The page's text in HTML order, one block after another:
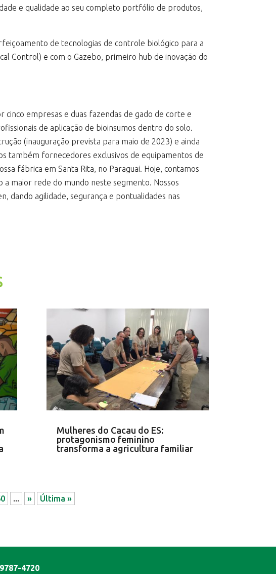
e qualidade ao seu completo portfólio de produtos,
de tecnologias de controle biológico para a
Control) e com o Gazebo, primeiro hub de inovação do
empresas e duas fazendas de gado de corte e
de aplicação de bioinsumos dentro do solo.
(inauguração prevista para maio de 2023) e ainda
também fornecedores exclusivos de equipamentos de
fábrica em Santa Rita, no Paraguai. Hoje, contamos
maior rede do mundo neste segmento. Nossos
agilidade, segurança e pontualidades nas
Mulheres do Cacau do ES:
protagonismo feminino
transforma a agricultura familiar
... » Última »
4720